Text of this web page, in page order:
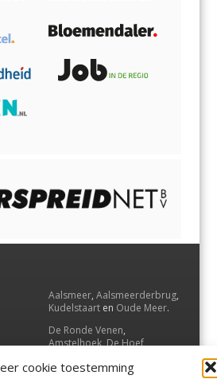
cookie toestemming
Aalsmeer, Aalsmeerderbrug,
Kudelstaart en Oude Meer.
De Ronde Venen,
Amstelhoek,De Hoef,
Vrouwenakker,Waverveen